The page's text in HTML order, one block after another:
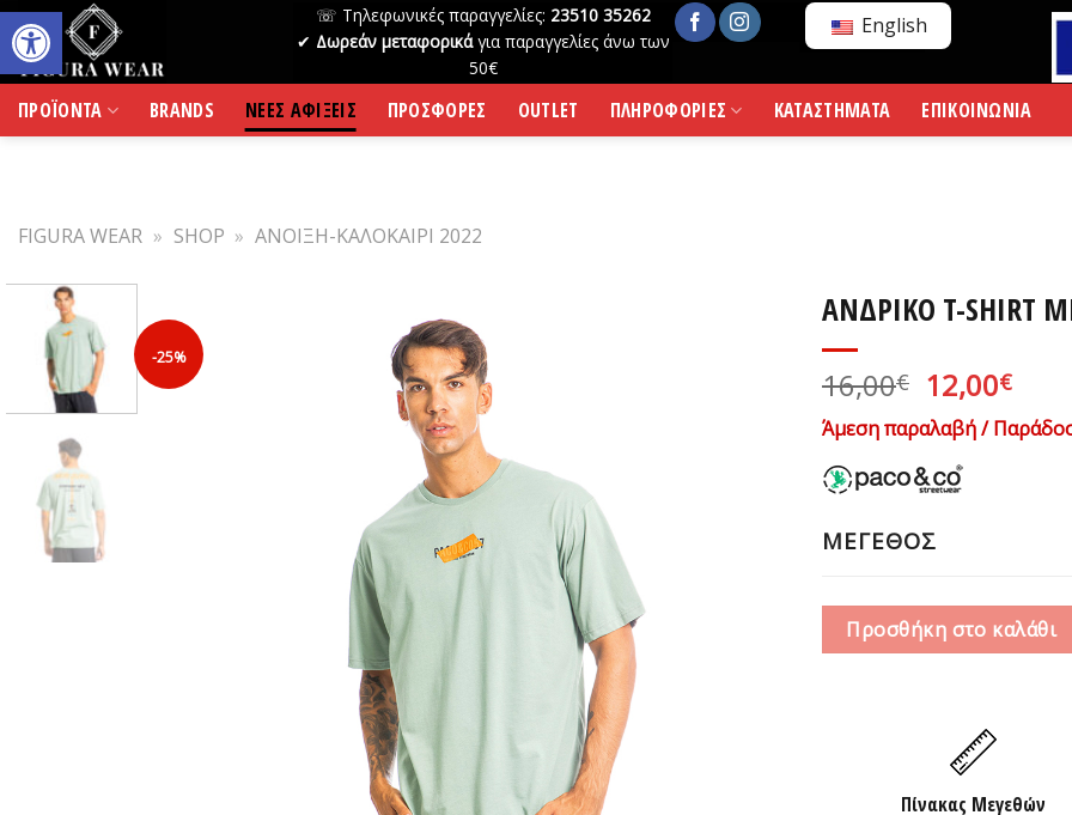
Skip
to
content
☏ Τηλεφωνικές παραγγελίες: 23510 35262
✔ Δωρεάν μεταφορικάγια παραγγελίες άνω των
50€
English
ΠΡΟΪΟΝΤΑ BRANDS ΝΕΕΣ ΑΦΙΞΕΙΣ ΠΡΟΣΦΟΡΕΣ OUTLET ΠΛΗΡΟΦΟΡΙΕΣ ΚΑΤΑΣΤΗΜΑΤΑ ΕΠΙΚΟΙΝΩΝΙΑ
FIGURA WEAR » SHOP » ΑΝΟΙΞΗ-ΚΑΛΟΚΑΙΡΙ 2022
-25%
ΑΝΔΡΙΚΟ T-SHIRT
16,00€ Original
price
was:
16,00€.
12,00€Η
τιμή
Άμεση παραλαβή /
ΜΕΓΕΘΟΣ
Προσθήκη στο καλάθι
Πίνακας Μεγεθών